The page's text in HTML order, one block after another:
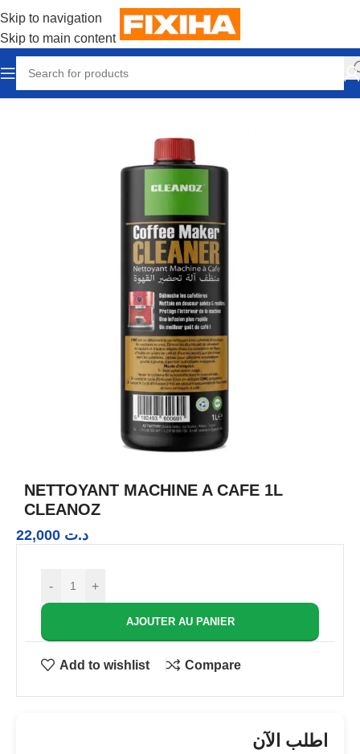
Skip to navigation
Skip to main content
Accueil/Accessories
NETTOYANT MACHINE A CAFE 1L
CLEANOZ
د.ت
- +
AJOUTER AU PANIER
Add to wishlist Compare
اطلب الآن